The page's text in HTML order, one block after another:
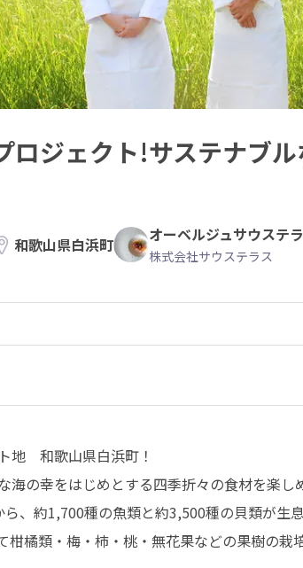
ロジェクト!サステナブ
和歌山県白浜町 オーベルジュサウステ
株式会社サウステラス
地　和歌山県白浜町！
海の幸をはじめとする四季折々の食材を楽
、約1,700種の魚類と約3,500種の貝類が生
橘類・梅・柿・桃・無花果などの果樹の栽